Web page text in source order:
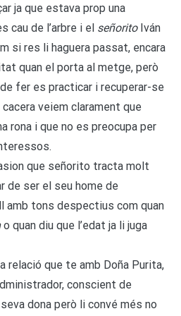
ja que estava prop una
cau de l’arbre i el señoritoIván
si res li haguera passat, encara
quan el porta al metge, però
fer es practicar i recuperar-se
veiem clarament que
rona i que no es preocupa per
que señorito tracta molt
de ser el seu home de
amb tons despectius com quan
o quan diu que l’edat ja li juga
relació que te amb Doña Purita,
conscient de
dona però li convé més no